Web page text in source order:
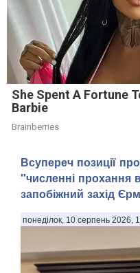
She Spent A Fortune
Barbie
Brainberries
Всупереч позиції
"численні прохання
запобіжний захід
понеділок, 10 серпень 2026,